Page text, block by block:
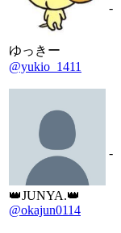
ゆっきー
@yukio_1411
-
👑JUNYA.👑
@okajun0114
-